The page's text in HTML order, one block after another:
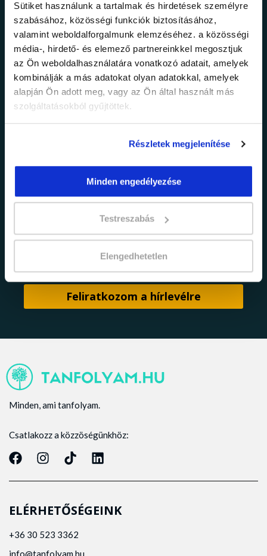
Sütiket használunk a tartalmak és hirdetések személyre
szabásához, közösségi funkciók biztosításához,
valamint weboldalforgalmunk elemzéséhez. a közösségi
média-, hirdető- és elemező partnereinkkel megosztjuk
az Ön weboldalhasználatára vonatkozó adatait, amelyek
kombinálják a más adatokat olyan adatokkal, amelyek
alapján Ön adott meg, vagy az Ön által használt más
szolgáltatásokból gyűjtöttek.
Részletek megjelenítése
Minden engedélyezése
Testreszabás
Elengedhetetlen
Ne maradj le a
legfrissebb
információkról!
Értesülj elsőként legújabb tanfolyamainkról,
adatkezelési tájékoztatóban
Minden, ami tanfolyam.
Csatlakozz a közzöségünkhöz:
ELÉRHETŐSÉGEINK
+36 30 523 3362
info@tanfolyam.hu